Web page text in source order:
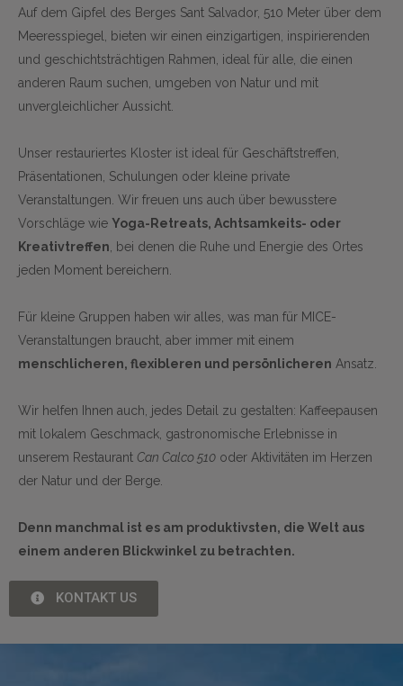
Auf dem Gipfel des Berges Sant Salvador, 510 Meter über dem
Meeresspiegel, bieten wir einen einzigartigen, inspirierenden
und geschichtsträchtigen Rahmen, ideal für alle, die einen
anderen Raum suchen, umgeben von Natur und mit
unvergleichlicher Aussicht.
Unser restauriertes Kloster ist ideal für Geschäftstreffen,
Präsentationen, Schulungen oder kleine private
Veranstaltungen. Wir freuen uns auch über bewusstere
Vorschläge wie Yoga-Retreats, Achtsamkeits- oder
Kreativtreffen , bei denen die Ruhe und Energie des Ortes
jeden Moment bereichern.
Für kleine Gruppen haben wir alles, was man für MICE-
Veranstaltungen braucht, aber immer mit einem
menschlicheren, flexibleren und persönlicheren Ansatz.
Wir helfen Ihnen auch, jedes Detail zu gestalten: Kaffeepausen
mit lokalem Geschmack, gastronomische Erlebnisse in
unserem Restaurant Can Calco 510 oder Aktivitäten im Herzen
der Natur und der Berge.
Denn manchmal ist es am produktivsten, die Welt aus
einem anderen Blickwinkel zu betrachten.
KONTAKT US